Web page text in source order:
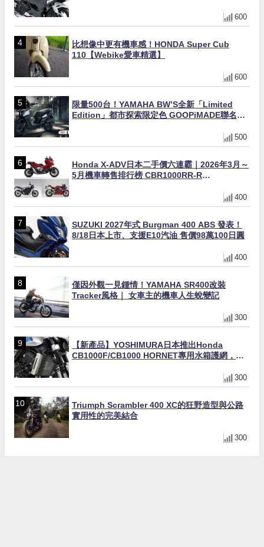
600
比想像中更有機車感！HONDA Super Cub
110【Webike愛車精選】
600
限量500台！YAMAHA BW’S全新「Limited
Edition」都市探索限定色 GOOPiMADE聯名包
500
Honda X-ADV日本二手價六連霸｜2026年3月～
5月機車轉售排行榜 CBR1000RR-R
400
SUZUKI 2027年式 Burgman 400 ABS 發表！
8/18日本上市、支援E10汽油 售價98萬100日圓
400
僅因外觀一見鍾情！YAMAHA SR400改裝
Tracker風格｜ 女車主的機車人生蛻變記
300
【新產品】YOSHIMURA日本推出Honda
CB1000F/CB1000 HORNET專用水箱護網，六
300
Triumph Scrambler 400 XC的狂野造型與公路
實用性的完美結合
300